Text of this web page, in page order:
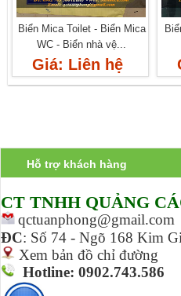
Biển Mica Toilet - Biển Mica
WC - Biển nhà vệ...
Giá: Liên hệ
Hỗ trợ khách hàng
CT TNHH QUẢNG
qctuanphong@gmail.com
ĐC: Số 74 - Ngõ 168 Kim
Xem bản đồ chỉ đường
Hotline: 0902.743.586